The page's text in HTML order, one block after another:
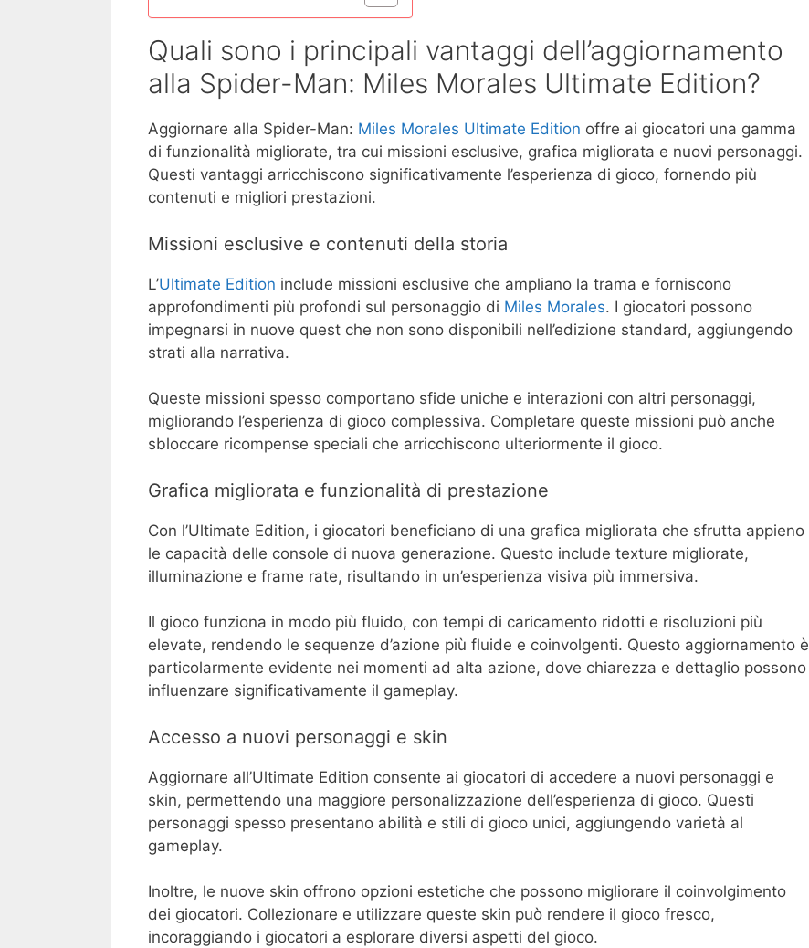
Quali sono i principali vantaggi dell’aggiornamento
alla Spider-Man: Miles Morales Ultimate Edition?
Aggiornare alla Spider-Man: Miles Morales Ultimate Edition offre ai giocatori una gamma
di funzionalità migliorate, tra cui missioni esclusive, grafica migliorata e nuovi personaggi.
Questi vantaggi arricchiscono significativamente l’esperienza di gioco, fornendo più
contenuti e migliori prestazioni.
Missioni esclusive e contenuti della storia
L’Ultimate Edition include missioni esclusive che ampliano la trama e forniscono
approfondimenti più profondi sul personaggio di Miles Morales. I giocatori possono
impegnarsi in nuove quest che non sono disponibili nell’edizione standard, aggiungendo
strati alla narrativa.
Queste missioni spesso comportano sfide uniche e interazioni con altri personaggi,
migliorando l’esperienza di gioco complessiva. Completare queste missioni può anche
sbloccare ricompense speciali che arricchiscono ulteriormente il gioco.
Grafica migliorata e funzionalità di prestazione
Con l’Ultimate Edition, i giocatori beneficiano di una grafica migliorata che sfrutta appieno
le capacità delle console di nuova generazione. Questo include texture migliorate,
illuminazione e frame rate, risultando in un’esperienza visiva più immersiva.
Il gioco funziona in modo più fluido, con tempi di caricamento ridotti e risoluzioni più
elevate, rendendo le sequenze d’azione più fluide e coinvolgenti. Questo aggiornamento è
particolarmente evidente nei momenti ad alta azione, dove chiarezza e dettaglio possono
influenzare significativamente il gameplay.
Accesso a nuovi personaggi e skin
Aggiornare all’Ultimate Edition consente ai giocatori di accedere a nuovi personaggi e
skin, permettendo una maggiore personalizzazione dell’esperienza di gioco. Questi
personaggi spesso presentano abilità e stili di gioco unici, aggiungendo varietà al
gameplay.
Inoltre, le nuove skin offrono opzioni estetiche che possono migliorare il coinvolgimento
dei giocatori. Collezionare e utilizzare queste skin può rendere il gioco fresco,
incoraggiando i giocatori a esplorare diversi aspetti del gioco.